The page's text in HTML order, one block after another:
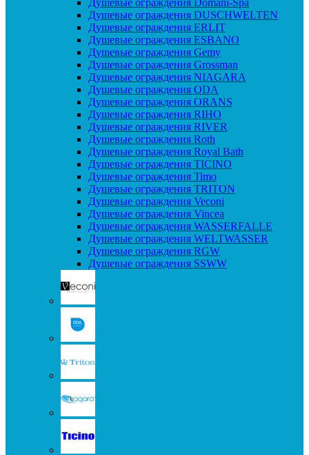
Душевые ограждения Domani-Spa
Душевые ограждения DUSCHWELTEN
Душевые ограждения ERLIT
Душевые ограждения ESBANO
Душевые ограждения Gemy
Душевые ограждения Grossman
Душевые ограждения NIAGARA
Душевые ограждения ODA
Душевые ограждения ORANS
Душевые ограждения RIHO
Душевые ограждения RIVER
Душевые ограждения Roth
Душевые ограждения Royal Bath
Душевые ограждения TICINO
Душевые ограждения Timo
Душевые ограждения TRITON
Душевые ограждения Veconi
Душевые ограждения Vincea
Душевые ограждения WASSERFALLE
Душевые ограждения WELTWASSER
Душевые ограждения RGW
Душевые ограждения SSWW